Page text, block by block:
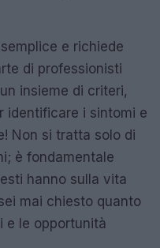
e richiede
di professionisti
insieme di criteri,
identificare i sintomi e
Non si tratta solo di
è fondamentale
hanno sulla vita
mai chiesto quanto
e le opportunità